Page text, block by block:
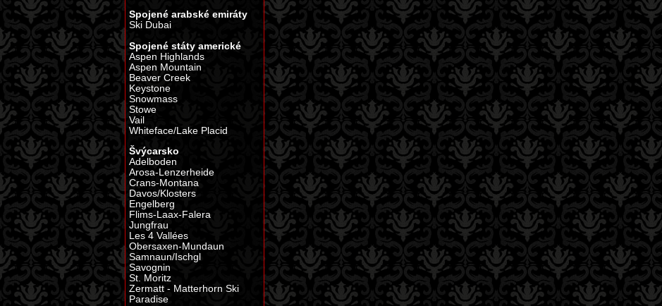
Spojené arabské emiráty
Ski Dubai
Spojené státy americké
Aspen Highlands
Aspen Mountain
Beaver Creek
Keystone
Snowmass
Stowe
Vail
Whiteface/Lake Placid
Švýcarsko
Adelboden
Arosa-Lenzerheide
Crans-Montana
Davos/Klosters
Engelberg
Flims-Laax-Falera
Jungfrau
Les 4 Vallées
Obersaxen-Mundaun
Samnaun/Ischgl
Savognin
St. Moritz
Zermatt - Matterhorn Ski
Paradise